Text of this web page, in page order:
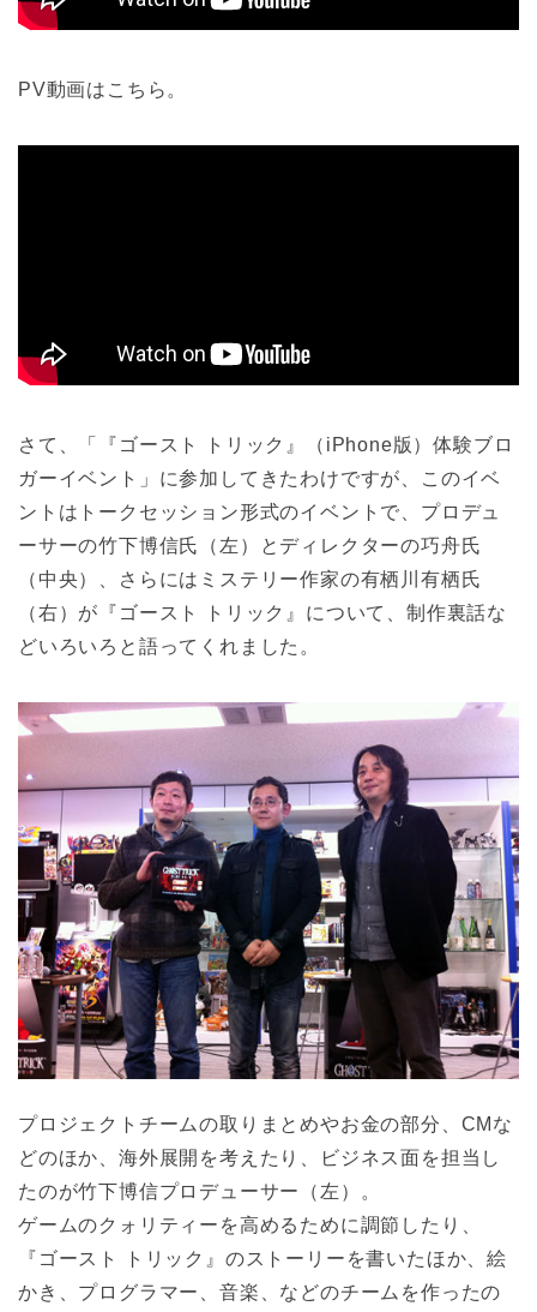
PV動画はこちら。
さて、「『ゴースト トリック』（iPhone版）体験ブロ
ガーイベント」に参加してきたわけですが、このイベ
ントはトークセッション形式のイベントで、プロデュ
ーサーの竹下博信氏（左）とディレクターの巧舟氏
（中央）、さらにはミステリー作家の有栖川有栖氏
（右）が『ゴースト トリック』について、制作裏話な
どいろいろと語ってくれました。
プロジェクトチームの取りまとめやお金の部分、CMな
どのほか、海外展開を考えたり、ビジネス面を担当し
たのが竹下博信プロデューサー（左）。
ゲームのクォリティーを高めるために調節したり、
『ゴースト トリック』のストーリーを書いたほか、絵
かき、プログラマー、音楽、などのチームを作ったの